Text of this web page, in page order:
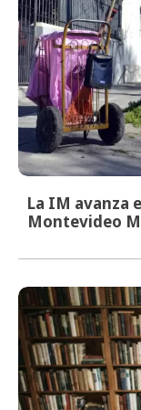
La IM avanza
Montevideo